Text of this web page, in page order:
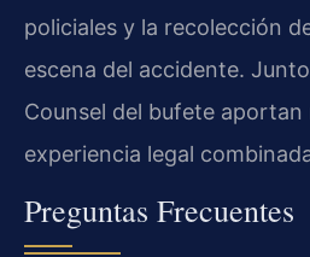
policiales y la recolección
escena del accidente.
Counsel del bufete aportan
experiencia legal
Preguntas Frecuentes